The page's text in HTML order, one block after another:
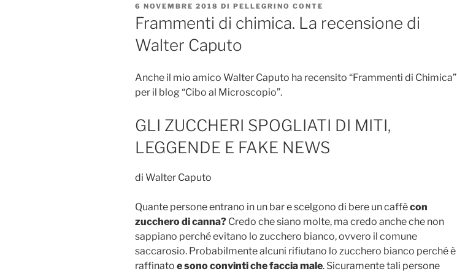
PUBBLICATO
IL
6 NOVEMBRE 2018 DI PELLEGRINO CONTE
Frammenti di chimica. La recensione di
Walter Caputo
Anche il mio amico Walter Caputo ha recensito “Frammenti di Chimica”
per il blog “Cibo al Microscopio”.
GLI ZUCCHERI SPOGLIATI DI MITI,
LEGGENDE E FAKE NEWS
di Walter Caputo
Quante persone entrano in un bar e scelgono di bere un caffècon
zucchero di canna? Credo che siano molte, ma credo anche che non
sappiano perché evitano lo zucchero bianco, ovvero il comune
saccarosio. Probabilmente alcuni rifiutano lo zucchero bianco perché è
raffinato e sono convinti che faccia male. Sicuramente tali persone